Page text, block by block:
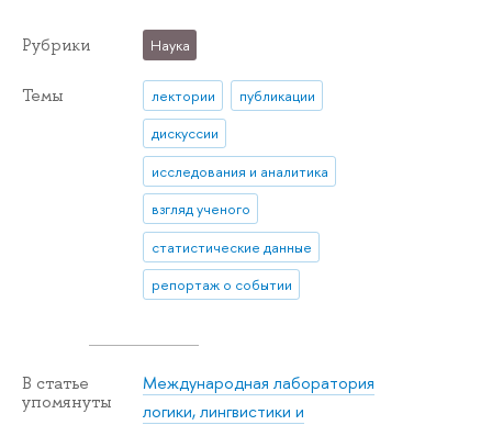
Рубрики Наука
Темы лектории
публикации
дискуссии
исследования и аналитика
взгляд ученого
статистические данные
репортаж о событии
В статье
упомянуты
Международная лаборатория
логики, лингвистики и